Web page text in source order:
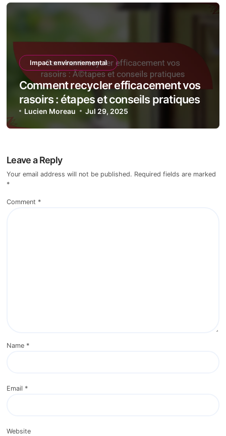
Impact environnemental
Comment recycler efficacement vos
rasoirs : étapes et conseils pratiques
Lucien Moreau Jul 29, 2025
Leave a Reply
Your email address will not be published. Required fields are marked
*
Comment *
Name *
Email *
Website